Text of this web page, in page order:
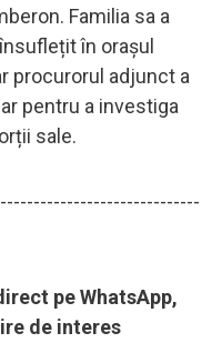
Familia sa a
în orașul
procurorul adjunct a
pentru a investiga
sale.
pe WhatsApp,
de interes